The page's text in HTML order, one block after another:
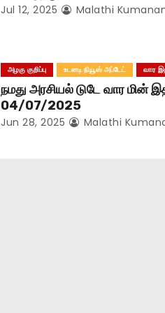
Jul 12, 2025 Malathi
அழகு குறிப்பு உடனடி நியூஸ் அப்டேட் வார
நமது அரசியல் டுடே வார மின்
04/07/2025
Jun 28, 2025 Malathi